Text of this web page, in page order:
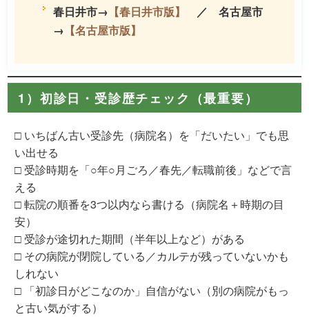
春日井市→ 【春日井市版】
／ 名古屋市
→ 【名古屋市版】
1）初診日・受診歴チェック（最重要）
□ いちばん古い受診先（病院名）を「だいたい」でも思
い出せる
□ 受診時期を「○年○月ごろ／春先／転職前後」などで言
える
□ 転院の順番を3つ以内なら書ける（病院名＋時期の目
安）
□ 受診が途切れた期間（半年以上など）がある
□ その病院が閉院している／カルテが残っていないかも
しれない
□ 「初診日がどこなのか」自信がない（別の病院がもっ
と古い気がする）